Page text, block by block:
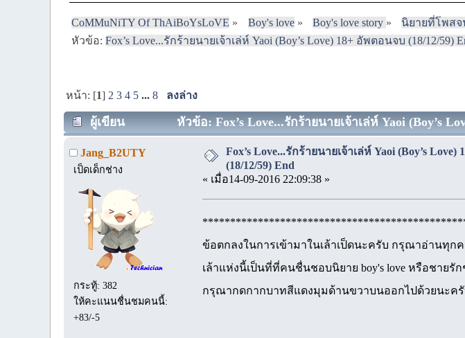
CoMMuNiTY Of ThAiBoYsLoVE » Boy's love» Boy's love story » นิยายที่โพสจ
หัวข้อ:Fox’s Love...รักร้ายนายเจ้าเล่ห์ Yaoi (Boy’s Love) 18+ อัพตอนจบ (18/12/59)
หน้า: [1] 2 3 4 5 ...8 ลงล่าง
ผู้เขียน หัวข้อ: Fox’s Love...รักร้ายนายเจ้าเล่ห์ Yaoi (Boy’s
Jang_B2UTY
เป็ดเด็กช่าง
กระทู้: 382
ให้คะแนนชื่นชมคนนี้:
+83/-5
Fox’s Love...รักร้ายนายเจ้าเล่ห์ Yaoi (Boy’s
(18/12/59) End
« เมื่อ14-09-2016 22:09:38 »
ข้อตกลงในการเข้ามาในเล้าเป็ดนะครับ กรุณาอ่านทุก
เล้าแห่งนี้เป็นที่ที่คนชื่นชอบนิยาย boy's love หรือชายรั
กรุณากดกากบาทสีแดงมุมด้านขวาบนออกไปด้วยนะค